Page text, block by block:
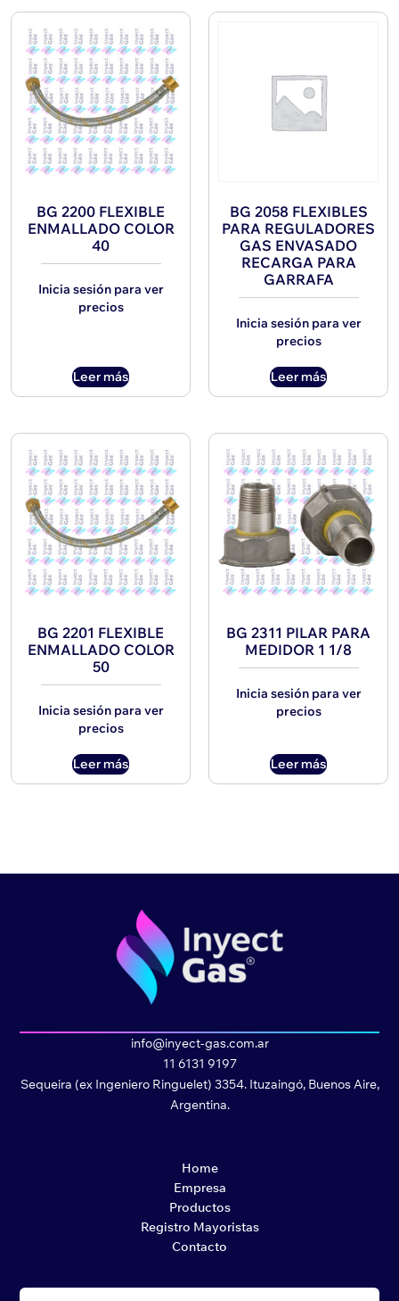
BG 2200 FLEXIBLE
ENMALLADO COLOR
40
Inicia sesión para ver
precios
Leer más
BG 2058 FLEXIBLES
PARA REGULADORES
GAS ENVASADO
RECARGA PARA
GARRAFA
Inicia sesión para ver
precios
Leer más
BG 2201 FLEXIBLE
ENMALLADO COLOR
50
Inicia sesión para ver
precios
Leer más
BG 2311 PILAR PARA
MEDIDOR 1 1/8
Inicia sesión para ver
precios
Leer más
info@inyect-gas.com.ar
11 6131 9197
Sequeira (ex Ingeniero Ringuelet) 3354. Ituzaingó, Buenos Aire,
Argentina.
Home
Empresa
Productos
Registro Mayoristas
Contacto